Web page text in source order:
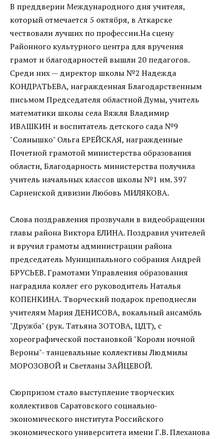
В преддверии Международного дня учителя,
который отмечается 5 октября, в Аткарске
чествовали лучших по профессии.На сцену
Районного культурного центра для вручения
грамот и благодарностей вышли 20 педагогов.
Среди них — директор школы №2 Надежда
КОНДРАТЬЕВА, награжденная Благодарственным
письмом Председателя областной Думы, учитель
математики школы села Вяжля Владимир
ИВАШКИН и воспитатель детского сада №9
"Солнышко" Ольга ЕРЕЙСКАЯ, награжденные
Почетной грамотой министерства образования
области, Благодарность министерства получила
учитель начальных классов школы №1 им. 397
Сарненской дивизии Любовь МИЛЯКОВА.
Слова поздравления прозвучали в видеобращении
главы района Виктора ЕЛИНА. Поздравил учителей
и вручил грамоты администрации района
председатель Муниципального собрания Андрей
БРУСЬЕВ. Грамотами Управления образования
наградила коллег его руководитель Наталья
КОПЕНКИНА. Творческий подарок преподнесли
учителям Мария ДЕНИСОВА, вокальный ансамбль
"Дружба" (рук. Татьяна ЗОТОВА, ЦДТ), с
хореографической постановкой "Короли ночной
Вероны"- танцевальные коллективы Людмилы
МОРОЗОВОЙ и Светланы ЗАЙЦЕВОЙ.
Сюрпризом стало выступление творческих
коллективов Саратовского социально-
экономического института Российского
экономического университета имени Г.В. Плеханова